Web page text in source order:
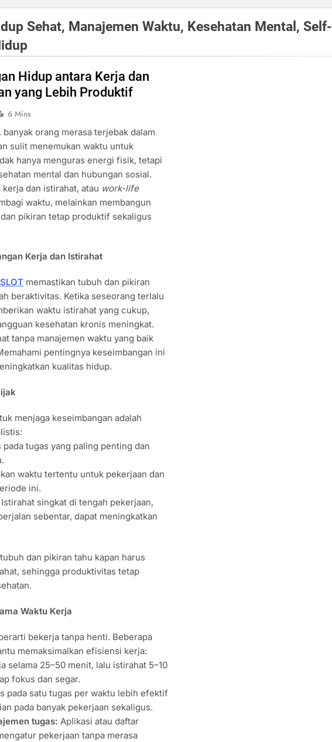
Sehat, Manajemen Waktu, Kesehatan Mental, Self-
Hidup antara Kerja dan
yang Lebih Produktif
6 Mins
orang merasa terjebak dalam
sulit menemukan waktu untuk
hanya menguras energi fisik, tetapi
mental dan hubungan sosial.
dan istirahat, atau work-life
waktu, melainkan membangun
pikiran tetap produktif sekaligus
Kerja dan Istirahat
memastikan tubuh dan pikiran
beraktivitas. Ketika seseorang terlalu
waktu istirahat yang cukup,
kesehatan kronis meningkat.
tanpa manajemen waktu yang baik
pentingnya keseimbangan ini
kualitas hidup.
menjaga keseimbangan adalah
pada tugas yang paling penting dan
waktu tertentu untuk pekerjaan dan
ini.
Istirahat singkat di tengah pekerjaan,
sebentar, dapat meningkatkan
dan pikiran tahu kapan harus
sehingga produktivitas tetap
Waktu Kerja
bekerja tanpa henti. Beberapa
memaksimalkan efisiensi kerja:
selama 25–50 menit, lalu istirahat 5–10
fokus dan segar.
pada satu tugas per waktu lebih efektif
pada banyak pekerjaan sekaligus.
tugas: Aplikasi atau daftar
pekerjaan tanpa merasa